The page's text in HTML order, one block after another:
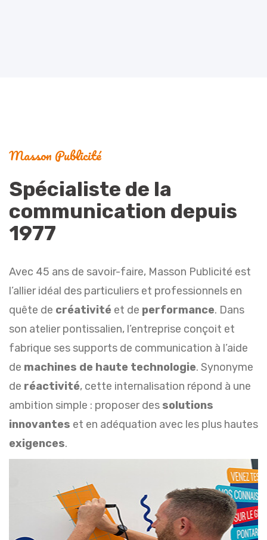
Masson Publicité
Spécialiste de la
communication depuis
1977
Avec 45 ans de savoir-faire, Masson Publicité est
l’allier idéal des particuliers et professionnels en
quête de créativité et de performance. Dans
son atelier pontissalien, l’entreprise conçoit et
fabrique ses supports de communication à l’aide
de machines de haute technologie. Synonyme
de réactivité, cette internalisation répond à une
ambition simple : proposer des solutions
innovantes et en adéquation avec les plus hautes
exigences.